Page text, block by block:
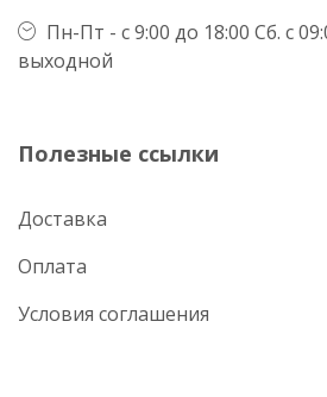
Пн-Пт - с 9:00 до 18:00 Сб. с
выходной
Полезные ссылки
Доставка
Оплата
Условия соглашения